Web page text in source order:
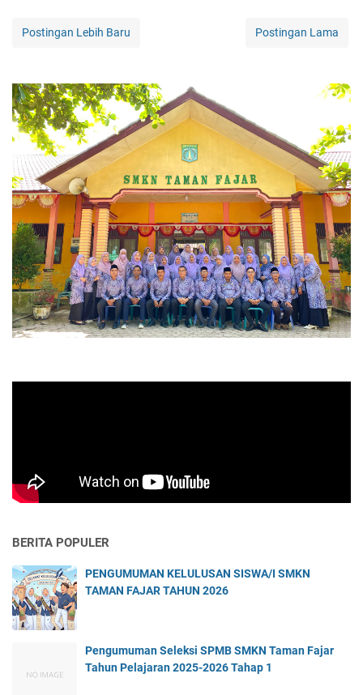
Postingan Lebih Baru Postingan Lama
BERITA POPULER
PENGUMUMAN KELULUSAN SISWA/I SMKN
TAMAN FAJAR TAHUN 2026
Pengumuman Seleksi SPMB SMKN Taman Fajar
Tahun Pelajaran 2025-2026 Tahap 1